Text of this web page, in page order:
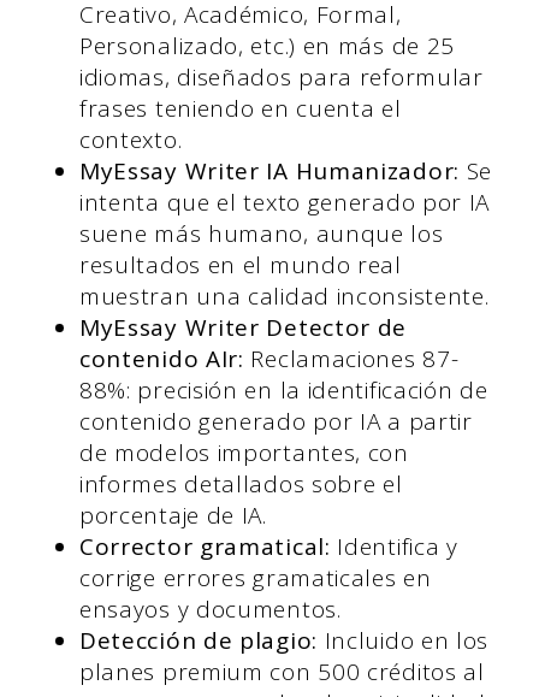
Creativo, Académico, Formal,
Personalizado, etc.) en más de 25
idiomas, diseñados para reformular
frases teniendo en cuenta el
contexto.
MyEssay Writer IA Humanizador: Se
intenta que el texto generado por IA
suene más humano, aunque los
resultados en el mundo real
muestran una calidad inconsistente.
MyEssay Writer Detector de
contenido AIr: Reclamaciones 87-
88%: precisión en la identificación de
contenido generado por IA a partir
de modelos importantes, con
informes detallados sobre el
porcentaje de IA.
Corrector gramatical: Identifica y
corrige errores gramaticales en
ensayos y documentos.
Detección de plagio: Incluido en los
planes premium con 500 créditos al